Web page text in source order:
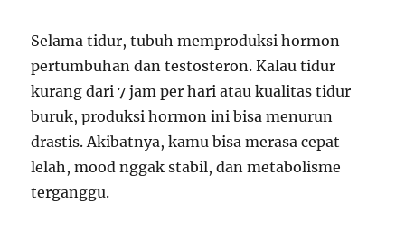
Selama tidur, tubuh memproduksi hormon
pertumbuhan dan testosteron. Kalau tidur
kurang dari 7 jam per hari atau kualitas tidur
buruk, produksi hormon ini bisa menurun
drastis. Akibatnya, kamu bisa merasa cepat
lelah, mood nggak stabil, dan metabolisme
terganggu.